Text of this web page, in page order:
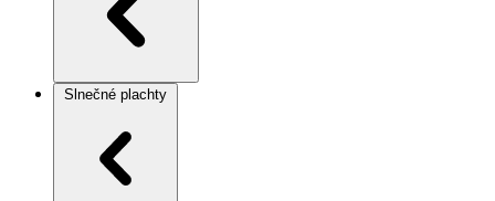
Slnečné plachty